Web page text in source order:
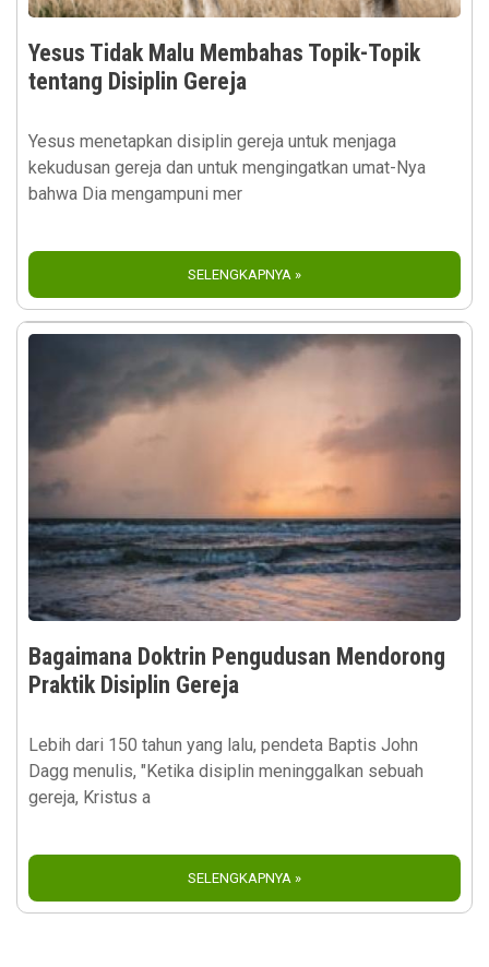
Yesus Tidak Malu Membahas Topik-Topik
tentang Disiplin Gereja
Yesus menetapkan disiplin gereja untuk menjaga
kekudusan gereja dan untuk mengingatkan umat-Nya
bahwa Dia mengampuni mer
SELENGKAPNYA »
Bagaimana Doktrin Pengudusan Mendorong
Praktik Disiplin Gereja
Lebih dari 150 tahun yang lalu, pendeta Baptis John
Dagg menulis, "Ketika disiplin meninggalkan sebuah
gereja, Kristus a
SELENGKAPNYA »